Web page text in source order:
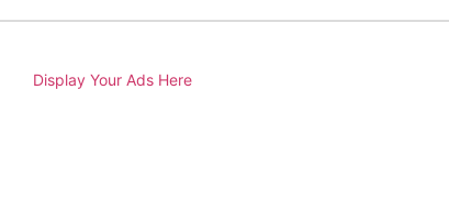
Display Your Ads Here